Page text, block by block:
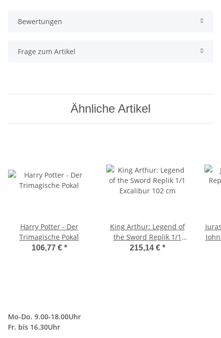
Bewertungen
Frage zum Artikel
Ähnliche Artikel
Harry Potter - Der
Trimagische Pokal
106,77 € *
King Arthur: Legend of
the Sword Replik 1/1
Excalibur 102 cm
215,14 € *
Mo-Do. 9.00-18.00Uhr
Fr. bis 16.30Uhr